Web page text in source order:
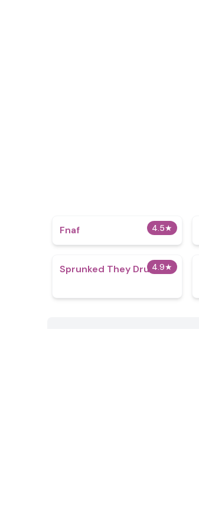
4.5★
Fnaf
4.9★
Sprunked They Drunk